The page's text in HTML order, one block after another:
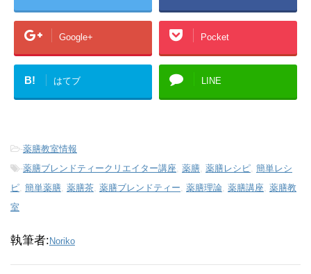
Google+ Pocket
B! はてブ LINE
-薬膳教室情報
-薬膳ブレンドティークリエイター講座 薬膳 薬膳レシピ 簡単レシ
ピ 簡単薬膳 薬膳茶 薬膳ブレンドティー 薬膳理論 薬膳講座 薬膳教
室
執筆者: Noriko